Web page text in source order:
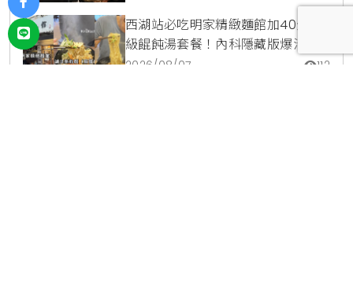
西湖站必吃明家精緻麵館加40元升
級餛飩湯套餐！內科隱藏版爆汁臭
豆腐麵與牛肉麵疙瘩平價攻略
2026/08/07 112